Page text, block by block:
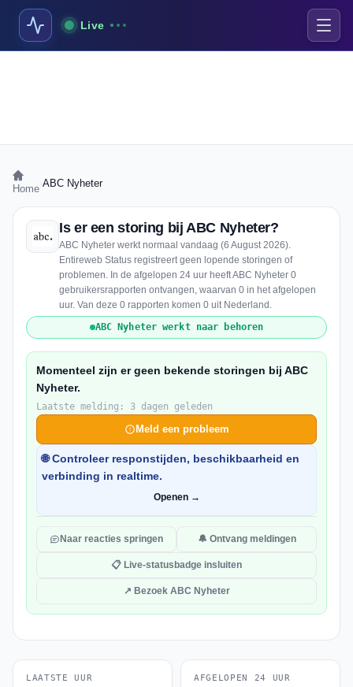
Live
Home ABC Nyheter
Is er een storing bij ABC Nyheter?
ABC Nyheter werkt normaal vandaag (6 August 2026).
Entireweb Status registreert geen lopende storingen of
problemen. In de afgelopen 24 uur heeft ABC Nyheter 0
gebruikersrapporten ontvangen, waarvan 0 in het afgelopen
uur. Van deze 0 rapporten komen 0 uit Nederland.
ABC Nyheter werkt naar behoren
Momenteel zijn er geen bekende storingen bij ABC
Nyheter.
Laatste melding: 3 dagen geleden
Meld een probleem
🌐 Controleer responstijden, beschikbaarheid en
verbinding in realtime.
Openen →
Naar reacties springen 🔔 Ontvang meldingen
📋 Live-statusbadge insluiten
↗ Bezoek ABC Nyheter
LAATSTE UUR AFGELOPEN 24 UUR